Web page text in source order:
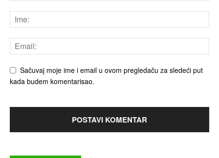
Sačuvaj moje ime i email u ovom pregledaču za sledeći put
kada budem komentarisao.